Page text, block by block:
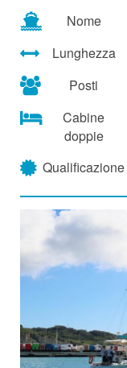
Nome
Lunghezza
Posti
Cabine
doppie
Qualificazione